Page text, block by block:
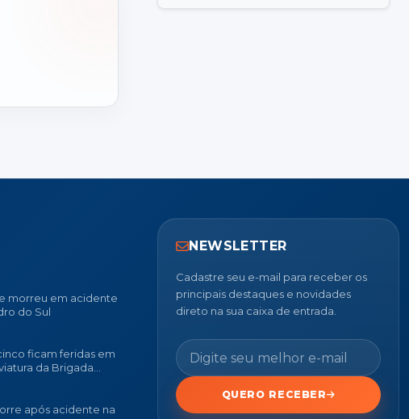
morreu em acidente
do Sul
ficam feridas em
da Brigada
após acidente na
NEWSLETTER
Cadastre seu e-mail para receber os
principais destaques e novidades
direto na sua caixa de entrada.
QUERO RECEBER